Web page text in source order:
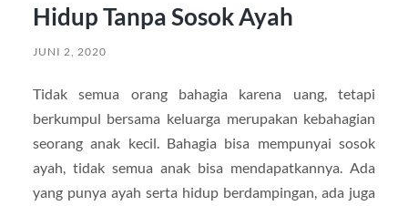
Hidup Tanpa Sosok Ayah
JUNI 2, 2020
Tidak semua orang bahagia karena uang, tetapi
berkumpul bersama keluarga merupakan kebahagian
seorang anak kecil. Bahagia bisa mempunyai sosok
ayah, tidak semua anak bisa mendapatkannya. Ada
yang punya ayah serta hidup berdampingan, ada juga